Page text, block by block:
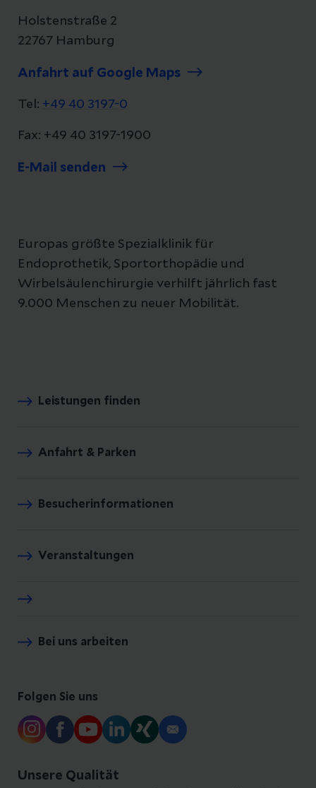
Holstenstraße 2
22767 Hamburg
Anfahrt auf Google Maps
Tel: +49 40 3197-0
Fax: +49 40 3197-1900
E-Mail senden
Europas größte Spezialklinik für
Endoprothetik, Sportorthopädie und
Wirbelsäulenchirurgie verhilft jährlich fast
9.000 Menschen zu neuer Mobilität.
Leistungen finden
Anfahrt & Parken
Besucherinformationen
Veranstaltungen
Bei uns arbeiten
Folgen Sie uns
Unsere Qualität